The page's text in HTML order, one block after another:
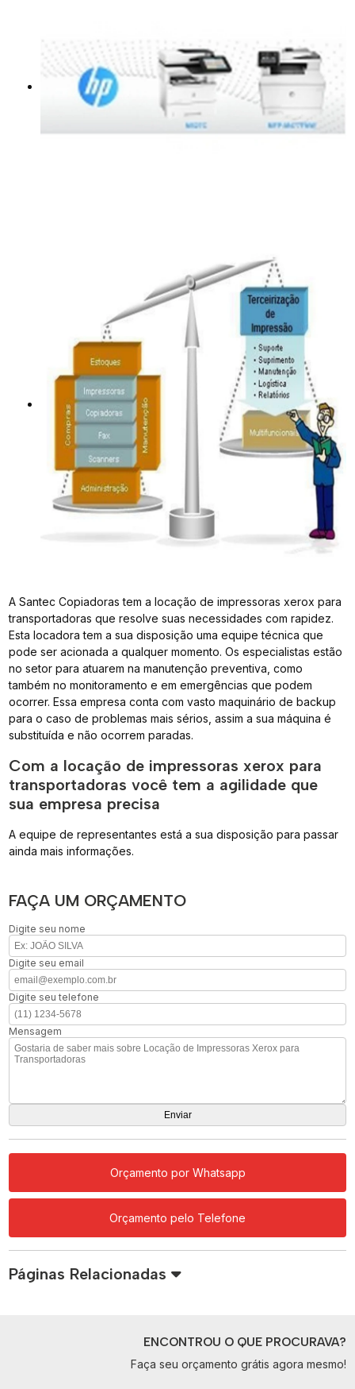
A Santec Copiadoras tem a locação de impressoras xerox para
transportadoras que resolve suas necessidades com rapidez.
Esta locadora tem a sua disposição uma equipe técnica que
pode ser acionada a qualquer momento. Os especialistas estão
no setor para atuarem na manutenção preventiva, como
também no monitoramento e em emergências que podem
ocorrer. Essa empresa conta com vasto maquinário de backup
para o caso de problemas mais sérios, assim a sua máquina é
substituída e não ocorrem paradas.
Com a locação de impressoras xerox para
transportadoras você tem a agilidade que
sua empresa precisa
A equipe de representantes está a sua disposição para passar
ainda mais informações.
FAÇA UM ORÇAMENTO
Digite seu nome
Digite seu email
Digite seu telefone
Mensagem
Orçamento por Whatsapp
Orçamento pelo Telefone
Páginas Relacionadas
ENCONTROU O QUE PROCURAVA?
Faça seu orçamento grátis agora mesmo!